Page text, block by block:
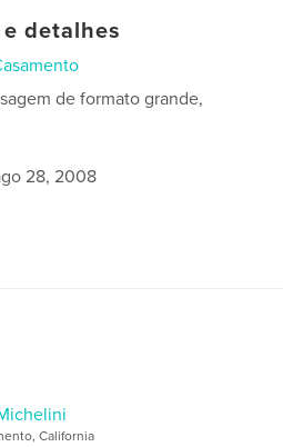
detalhes
de formato grande,
28, 2008
California